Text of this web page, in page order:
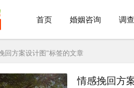
首页 婚姻咨询 调
回方案设计图"标签的文章
情感挽回方